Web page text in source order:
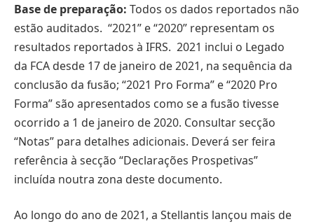
Base de preparação: Todos os dados reportados não
estão auditados. “2021” e “2020” representam os
resultados reportados à IFRS. 2021 inclui o Legado
da FCA desde 17 de janeiro de 2021, na sequência da
conclusão da fusão; “2021 Pro Forma” e “2020 Pro
Forma” são apresentados como se a fusão tivesse
ocorrido a 1 de janeiro de 2020. Consultar secção
“Notas” para detalhes adicionais. Deverá ser feira
referência à secção “Declarações Prospetivas”
incluída noutra zona deste documento.
Ao longo do ano de 2021, a Stellantis lançou mais de